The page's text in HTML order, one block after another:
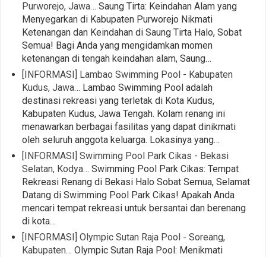
Purworejo, Jawa… Saung Tirta: Keindahan Alam yang
Menyegarkan di Kabupaten Purworejo Nikmati
Ketenangan dan Keindahan di Saung Tirta Halo, Sobat
Semua! Bagi Anda yang mengidamkan momen
ketenangan di tengah keindahan alam, Saung…
[INFORMASI] Lambao Swimming Pool - Kabupaten
Kudus, Jawa… Lambao Swimming Pool adalah
destinasi rekreasi yang terletak di Kota Kudus,
Kabupaten Kudus, Jawa Tengah. Kolam renang ini
menawarkan berbagai fasilitas yang dapat dinikmati
oleh seluruh anggota keluarga. Lokasinya yang…
[INFORMASI] Swimming Pool Park Cikas - Bekasi
Selatan, Kodya… Swimming Pool Park Cikas: Tempat
Rekreasi Renang di Bekasi Halo Sobat Semua, Selamat
Datang di Swimming Pool Park Cikas! Apakah Anda
mencari tempat rekreasi untuk bersantai dan berenang
di kota…
[INFORMASI] Olympic Sutan Raja Pool - Soreang,
Kabupaten… Olympic Sutan Raja Pool: Menikmati